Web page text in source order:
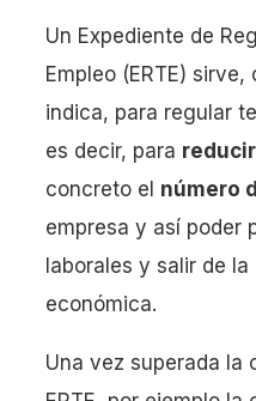
Un Expediente de
Empleo (ERTE)
indica, para regular
es decir, para
concreto el número
empresa y así poder
laborales y salir de
económica.
Una vez superada la